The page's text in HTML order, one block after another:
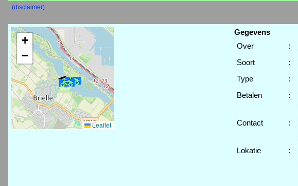
(disclaimer)
+
−
Leaflet
Gegevens
Over
:
Soort
:
Type
:
Betalen
:
Contact
:
Lokatie :